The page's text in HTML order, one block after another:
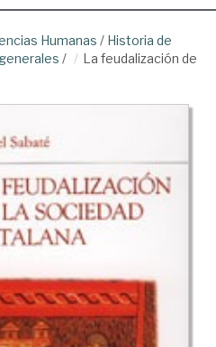
Humanas / Historia de
/
La feudalización de